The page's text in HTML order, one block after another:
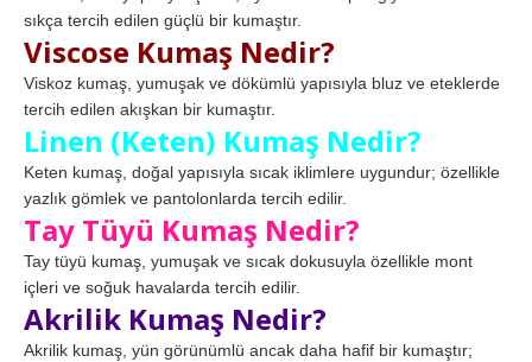
sıkça tercih edilen güçlü bir kumaştır.
Viscose Kumaş Nedir?
Viskoz kumaş, yumuşak ve dökümlü yapısıyla bluz ve eteklerde
tercih edilen akışkan bir kumaştır.
Linen (Keten) Kumaş Nedir?
Keten kumaş, doğal yapısıyla sıcak iklimlere uygundur; özellikle
yazlık gömlek ve pantolonlarda tercih edilir.
Tay Tüyü Kumaş Nedir?
Tay tüyü kumaş, yumuşak ve sıcak dokusuyla özellikle mont
içleri ve soğuk havalarda tercih edilir.
Akrilik Kumaş Nedir?
Akrilik kumaş, yün görünümlü ancak daha hafif bir kumaştır;